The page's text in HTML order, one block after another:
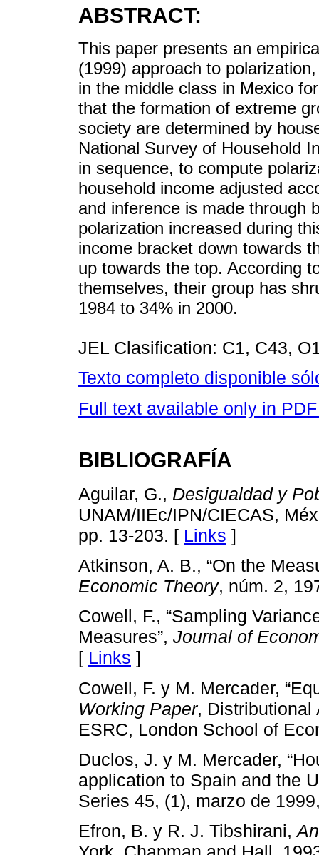
ABSTRACT:
This paper presents an
(1999) approach to
in the middle class in Mexico
that the formation of extreme
society are determined by
National Survey of Household
in sequence, to compute
household income adjusted
and inference is made through
polarization increased during
income bracket down towards
up towards the top. According
themselves, their group has
1984 to 34% in 2000.
JEL Clasification: C1, C43,
Texto completo disponible
Full text available only in
BIBLIOGRAFÍA
Aguilar, G., Desigualdad y
UNAM/IIEc/IPN/CIECAS,
pp. 13-203. [ Links ]
Atkinson, A. B., “On the
Economic Theory, núm. 2,
Cowell, F., “Sampling
Measures”, Journal of
[ Links ]
Cowell, F. y M. Mercader,
Working Paper, Distributional
ESRC, London School of
Duclos, J. y M. Mercader,
application to Spain and the
Series 45, (1), marzo de
Efron, B. y R. J. Tibshirani,